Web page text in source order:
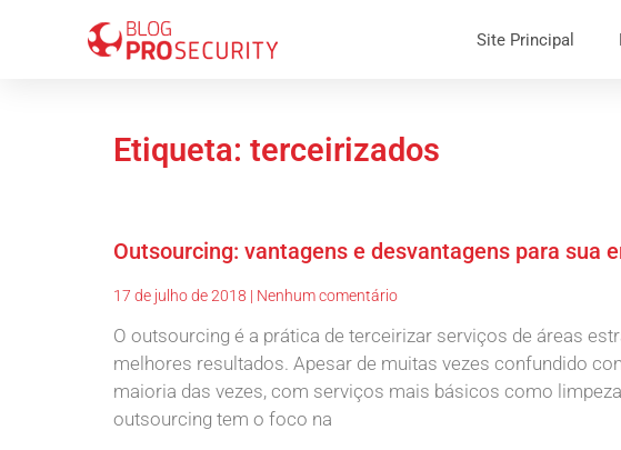
Site Principal
Etiqueta: terceirizados
Outsourcing: vantagens e desvantagens para sua
17 de julho de 2018 Nenhum comentário
O outsourcing é a prática de terceirizar serviços de áreas
melhores resultados. Apesar de muitas vezes confundido
maioria das vezes, com serviços mais básicos como
outsourcing tem o foco na